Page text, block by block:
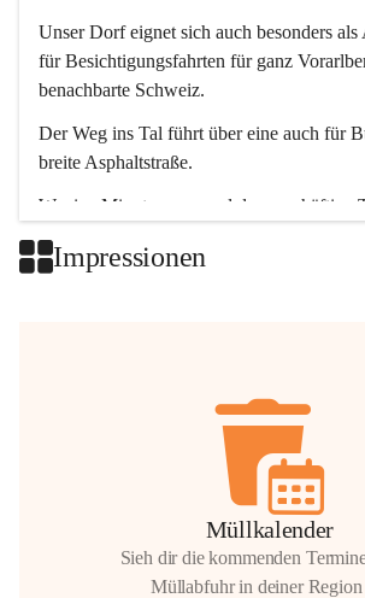
Unser Dorf eignet sich auch besonders als
für Besichtigungsfahrten für ganz
benachbarte Schweiz.
Der Weg ins Tal führt über eine auch für
breite Asphaltstraße.
Wenige Minuten nur, und das geschäftige
Impressionen
Müllkalender
Sieh dir die kommenden
Müllabfuhr in deiner Region